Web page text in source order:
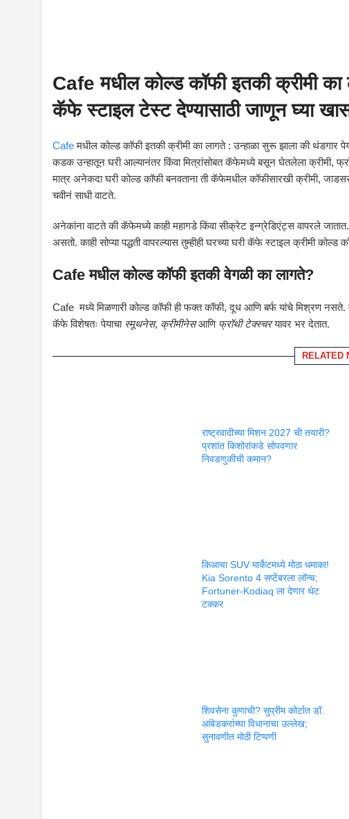
Cafe मधील कोल्ड कॉफी इतकी क्रीमी
कॅफे स्टाइल टेस्ट देण्यासाठी जाणून घ्या
Cafeमधील कोल्ड कॉफी इतकी क्रीमी का लागते : उन्हाळा सुरू झाला की थंडगार
कडक उन्हातून घरी आल्यानंतर किंवा मित्रांसोबत कॅफेमध्ये बसून घेतलेला क्रीमी,
मात्र अनेकदा घरी कोल्ड कॉफी बनवताना ती कॅफेमधील कॉफीसारखी क्रीमी,
चवीनं साधी वाटते.
अनेकांना वाटते की कॅफेमध्ये काही महागडे किंवा सीक्रेट इन्ग्रेडिएंट्स वापरले
असतो. काही सोप्या पद्धती वापरल्यास तुम्हीही घरच्या घरी कॅफे स्टाइल क्रीमी कोल्ड
Cafe मधील कोल्ड कॉफी इतकी वेगळी का लागते?
Cafe मध्ये मिळणारी कोल्ड कॉफी ही फक्त कॉफी, दूध आणि बर्फ यांचे मिश्रण
कॅफे विशेषतः पेयाचा स्मूथनेस, क्रीमीनेसआणि फ्रॉथी टेक्स्चरयावर भर देतात.
RELATED
राष्ट्रवादीच्या मिशन 2027 ची तयारी?
प्रशांत किशोरांकडे सोपवणार
निवडणुकीची कमान?
किआचा SUV मार्केटमध्ये मोठा धमाका!
Kia Sorento 4 सप्टेंबरला लॉन्च;
Fortuner-Kodiaq ला देणार थेट
टक्कर
शिवसेना कुणाची? सुप्रीम कोर्टात डॉ.
आंबेडकरांच्या विधानाचा उल्लेख;
सुनावणीत मोठी टिप्पणी